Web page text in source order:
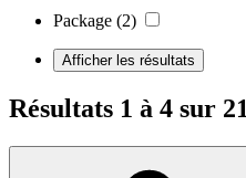
Package (2)
Afficher les résultats
Résultats 1 à 4 sur